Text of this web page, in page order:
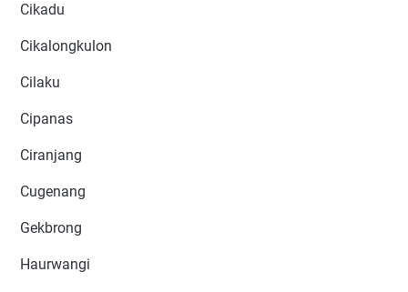
Cikadu
Cikalongkulon
Cilaku
Cipanas
Ciranjang
Cugenang
Gekbrong
Haurwangi